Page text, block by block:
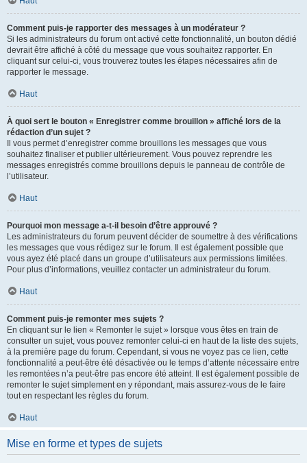
Comment puis-je rapporter des messages à un modérateur ?
Si les administrateurs du forum ont activé cette fonctionnalité, un bouton dédié
devrait être affiché à côté du message que vous souhaitez rapporter. En
cliquant sur celui-ci, vous trouverez toutes les étapes nécessaires afin de
rapporter le message.
Haut
À quoi sert le bouton « Enregistrer comme brouillon » affiché lors de la
rédaction d’un sujet ?
Il vous permet d’enregistrer comme brouillons les messages que vous
souhaitez finaliser et publier ultérieurement. Vous pouvez reprendre les
messages enregistrés comme brouillons depuis le panneau de contrôle de
l’utilisateur.
Haut
Pourquoi mon message a-t-il besoin d’être approuvé ?
Les administrateurs du forum peuvent décider de soumettre à des vérifications
les messages que vous rédigez sur le forum. Il est également possible que
vous ayez été placé dans un groupe d’utilisateurs aux permissions limitées.
Pour plus d’informations, veuillez contacter un administrateur du forum.
Haut
Comment puis-je remonter mes sujets ?
En cliquant sur le lien « Remonter le sujet » lorsque vous êtes en train de
consulter un sujet, vous pouvez remonter celui-ci en haut de la liste des sujets,
à la première page du forum. Cependant, si vous ne voyez pas ce lien, cette
fonctionnalité a peut-être été désactivée ou le temps d’attente nécessaire entre
les remontées n’a peut-être pas encore été atteint. Il est également possible de
remonter le sujet simplement en y répondant, mais assurez-vous de le faire
tout en respectant les règles du forum.
Haut
Mise en forme et types de sujets